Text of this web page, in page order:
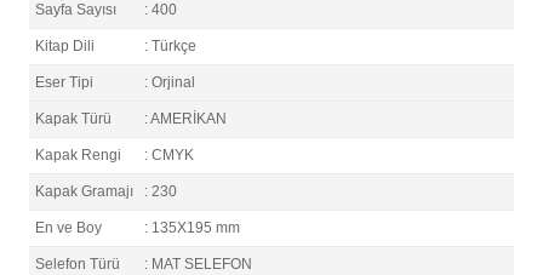
Sayfa Sayısı : 400
Kitap Dili : Türkçe
Eser Tipi : Orjinal
Kapak Türü : AMERİKAN
Kapak Rengi : CMYK
Kapak Gramajı : 230
En ve Boy : 135X195 mm
Selefon Türü : MAT SELEFON